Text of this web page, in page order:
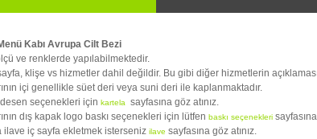
Kabı Avrupa Cilt Bezi
ve renklerde yapılabilmektedir.
klişe vs hizmetler dahil değildir. Bu gibi diğer hizmetlerin
içi genellikle süet deri veya suni deri ile kaplanmaktadır.
seçenekleri için kartela sayfasına göz atınız.
dış kapak logo baskı seçenekleri için lütfen baskı seçenekleri
ilave iç sayfa ekletmek isterseniz ilave sayfasına göz atınız.